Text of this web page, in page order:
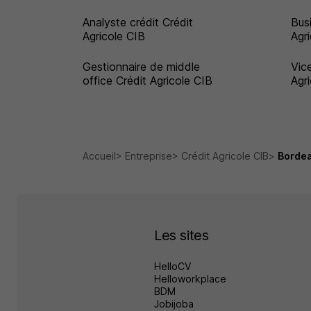
Analyste crédit Crédit
Agricole CIB
Gestionnaire de middle
office Crédit Agricole CIB
Accueil Entreprise Crédit Agricole CIB
Les sites
HelloCV
Helloworkplace
BDM
Jobijoba